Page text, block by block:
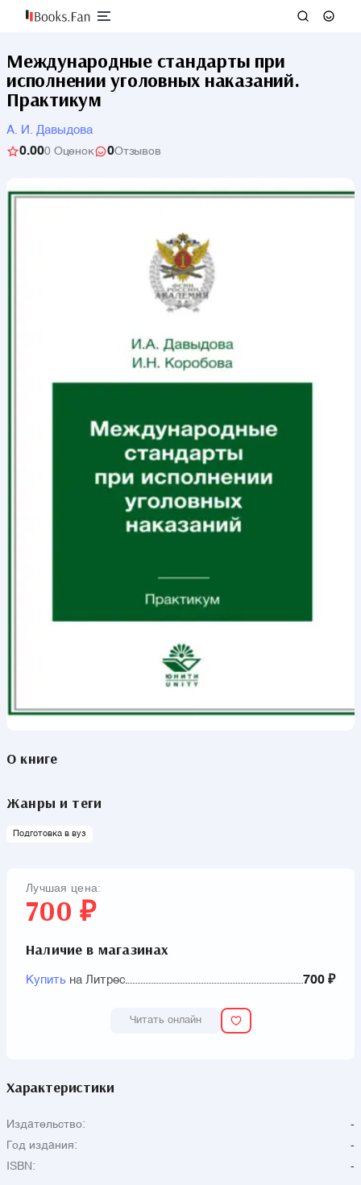
Международные стандарты при
исполнении уголовных наказаний.
Практикум
А. И. Давыдова
0.000 Оценок 0Отзывов
О книге
Жанры и теги
Подготовка в вуз
Лучшая цена:
700 ₽
Наличие в магазинах
Купить на Литрес 700 ₽
Читать онлайн
Характеристики
Издательство:
-
Год издания:
-
ISBN:
-